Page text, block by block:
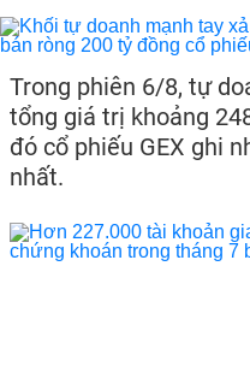
Trong phiên 6/8, tự
tổng giá trị khoảng
đó cổ phiếu GEX ghi
nhất.